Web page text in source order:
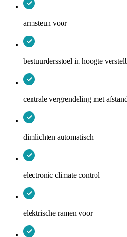
armsteun voor
bestuurdersstoel in hoogte
centrale vergrendeling met
dimlichten automatisch
electronic climate control
elektrische ramen voor